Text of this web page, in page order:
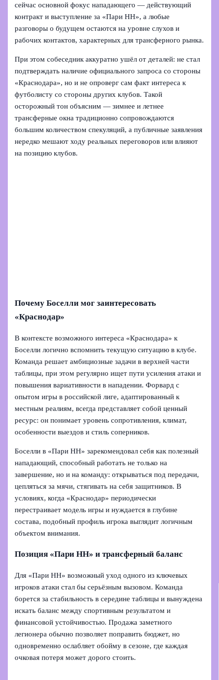
сейчас основной фокус нападающего — действующий
контракт и выступление за «Пари НН», а любые
разговоры о будущем остаются на уровне слухов и
рабочих контактов, характерных для трансферного рынка.
При этом собеседник аккуратно ушёл от деталей: не стал
подтверждать наличие официального запроса со стороны
«Краснодара», но и не опроверг сам факт интереса к
футболисту со стороны других клубов. Такой
осторожный тон объясним — зимнее и летнее
трансферные окна традиционно сопровождаются
большим количеством спекуляций, а публичные заявления
нередко мешают ходу реальных переговоров или влияют
на позицию клубов.
Почему Боселли мог заинтересовать
«Краснодар»
В контексте возможного интереса «Краснодара» к
Боселли логично вспомнить текущую ситуацию в клубе.
Команда решает амбициозные задачи в верхней части
таблицы, при этом регулярно ищет пути усиления атаки и
повышения вариативности в нападении. Форвард с
опытом игры в российской лиге, адаптированный к
местным реалиям, всегда представляет собой ценный
ресурс: он понимает уровень сопротивления, климат,
особенности выездов и стиль соперников.
Боселли в «Пари НН» зарекомендовал себя как полезный
нападающий, способный работать не только на
завершение, но и на команду: открываться под передачи,
цепляться за мячи, стягивать на себя защитников. В
условиях, когда «Краснодар» периодически
перестраивает модель игры и нуждается в глубине
состава, подобный профиль игрока выглядит логичным
объектом внимания.
Позиция «Пари НН» и трансферный баланс
Для «Пари НН» возможный уход одного из ключевых
игроков атаки стал бы серьёзным вызовом. Команда
борется за стабильность в середине таблицы и вынуждена
искать баланс между спортивным результатом и
финансовой устойчивостью. Продажа заметного
легионера обычно позволяет поправить бюджет, но
одновременно ослабляет обойму в сезоне, где каждая
очковая потеря может дорого стоить.